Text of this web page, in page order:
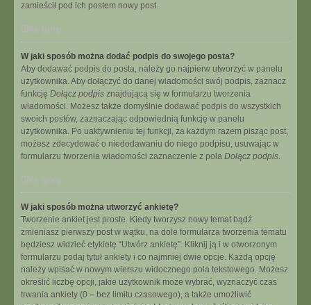
zamieścił pod ich postem nowy post.
Na górę
W jaki sposób można dodać podpis do swojego posta?
Aby dodawać podpis do posta, należy go najpierw utworzyć w panelu
użytkownika. Aby dołączyć do danej wiadomości swój podpis, zaznacz
funkcję Dołącz podpis znajdującą się w formularzu tworzenia
wiadomości. Możesz także domyślnie dodawać podpis do wszystkich
swoich postów, zaznaczając odpowiednią funkcję w panelu
użytkownika. Po uaktywnieniu tej funkcji, za każdym razem pisząc post,
możesz zdecydować o niedodawaniu do niego podpisu, usuwając w
formularzu tworzenia wiadomości zaznaczenie z pola Dołącz podpis.
Na górę
W jaki sposób można utworzyć ankietę?
Tworzenie ankiet jest proste. Kiedy tworzysz nowy temat bądź
zmieniasz pierwszy post w wątku, na dole formularza tworzenia tematu
będziesz widzieć etykietę “Utwórz ankietę”. Kliknij ją i w otworzonym
formularzu podaj tytuł ankiety i co najmniej dwie opcje. Każdą opcję
należy wpisać w nowym wierszu widocznego pola tekstowego. Możesz
określić liczbę opcji, jakie użytkownik może wybrać, wyznaczyć czas
trwania ankiety (0 – bez limitu czasowego), a także umożliwić